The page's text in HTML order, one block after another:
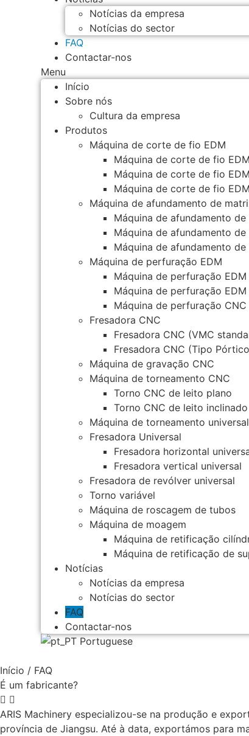
Notícias da empresa
Notícias do sector
FAQ
Contactar-nos
Menu
Início
Sobre nós
Cultura da empresa
Produtos
Máquina de corte de fio EDM
Máquina de corte de fio
Máquina de corte de fio
Máquina de corte de fio
Máquina de afundamento de
Máquina de afundamento
Máquina de afundamento
Máquina de afundamento
Máquina de perfuração EDM
Máquina de perfuração
Máquina de perfuração
Máquina de perfuração CNC
Fresadora CNC
Fresadora CNC (VMC
Fresadora CNC (Tipo
Máquina de gravação CNC
Máquina de torneamento CNC
Torno CNC de leito plano
Torno CNC de leito inclinado
Máquina de torneamento universal
Fresadora Universal
Fresadora horizontal
Fresadora vertical universal
Fresadora de revólver universal
Torno variável
Máquina de roscagem de tubos
Máquina de moagem
Máquina de retificação
Máquina de retificação de
Notícias
Notícias da empresa
Notícias do sector
FAQ
Contactar-nos
Portuguese
Início / FAQ
É um fabricante?
ARIS Machinery especializou-se na produção e
província de Jiangsu. Até à data, exportámos para